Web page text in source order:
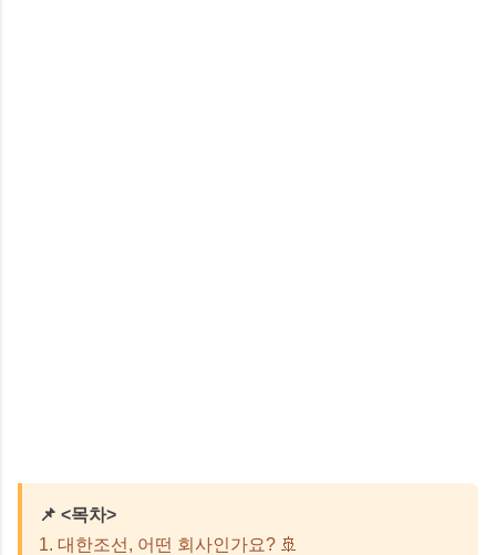
📌 <목차>
1. 대한조선, 어떤 회사인가요? 🚢